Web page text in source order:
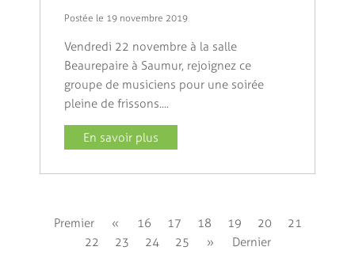
Postée le 19 novembre 2019
Vendredi 22 novembre à la salle
Beaurepaire à Saumur, rejoignez ce
groupe de musiciens pour une soirée
pleine de frissons....
En savoir plus
Premier « 16 17 18 19 20
21
22
23 24 25 » Dernier